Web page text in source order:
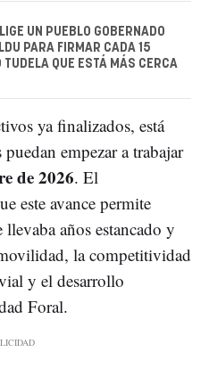
UN PUEBLO GOBERNADO
PARA FIRMAR CADA 15
TUDELA QUE ESTÁ MÁS CERCA
ya finalizados, está
empezar a trabajar
de 2026. El
este avance permite
años estancado y
la competitividad
y el desarrollo
Foral.